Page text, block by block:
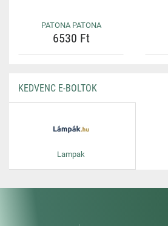
PATONA PATONA
6530 Ft
KEDVENC E-BOLTOK
Lampak